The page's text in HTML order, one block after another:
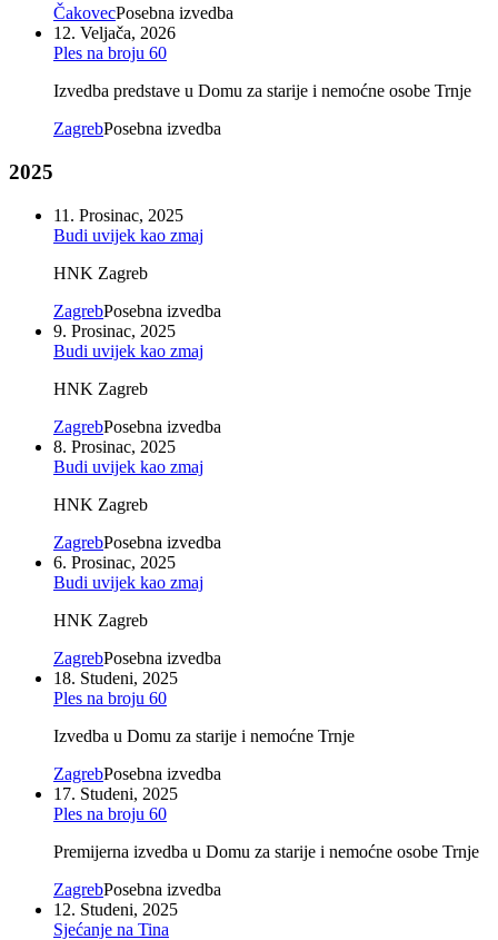
ČakovecPosebna izvedba
12. Veljača, 2026
Ples na broju 60
Izvedba predstave u Domu za starije i nemoćne osobe Trnje
ZagrebPosebna izvedba
2025
11. Prosinac, 2025
Budi uvijek kao zmaj
HNK Zagreb
ZagrebPosebna izvedba
9. Prosinac, 2025
Budi uvijek kao zmaj
HNK Zagreb
ZagrebPosebna izvedba
8. Prosinac, 2025
Budi uvijek kao zmaj
HNK Zagreb
ZagrebPosebna izvedba
6. Prosinac, 2025
Budi uvijek kao zmaj
HNK Zagreb
ZagrebPosebna izvedba
18. Studeni, 2025
Ples na broju 60
Izvedba u Domu za starije i nemoćne Trnje
ZagrebPosebna izvedba
17. Studeni, 2025
Ples na broju 60
Premijerna izvedba u Domu za starije i nemoćne osobe Trnje
ZagrebPosebna izvedba
12. Studeni, 2025
Sjećanje na Tina